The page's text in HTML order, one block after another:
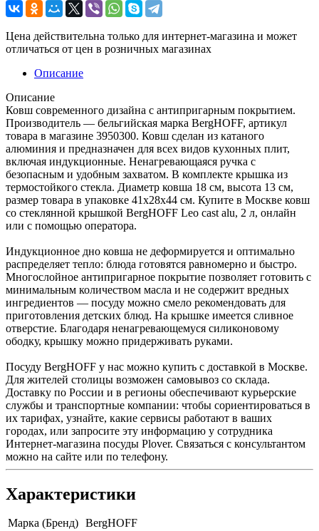
Цена действительна только для интернет-магазина и может
отличаться от цен в розничных магазинах
Описание
Описание
Ковш современного дизайна с антипригарным покрытием.
Производитель — бельгийская марка BergHOFF, артикул
товара в магазине 3950300. Ковш сделан из катаного
алюминия и предназначен для всех видов кухонных плит,
включая индукционные. Ненагревающаяся ручка с
безопасным и удобным захватом. В комплекте крышка из
термостойкого стекла. Диаметр ковша 18 см, высота 13 см,
размер товара в упаковке 41х28х44 см. Купите в Москве ковш
со стеклянной крышкой BergHOFF Leo cast alu, 2 л, онлайн
или с помощью оператора.
Индукционное дно ковша не деформируется и оптимально
распределяет тепло: блюда готовятся равномерно и быстро.
Многослойное антипригарное покрытие позволяет готовить с
минимальным количеством масла и не содержит вредных
ингредиентов — посуду можно смело рекомендовать для
приготовления детских блюд. На крышке имеется сливное
отверстие. Благодаря ненагревающемуся силиконовому
ободку, крышку можно придерживать руками.
Посуду BergHOFF у нас можно купить с доставкой в Москве.
Для жителей столицы возможен самовывоз со склада.
Доставку по России и в регионы обеспечивают курьерские
службы и транспортные компании: чтобы сориентироваться в
их тарифах, узнайте, какие сервисы работают в ваших
городах, или запросите эту информацию у сотрудника
Интернет-магазина посуды Plover. Связаться с консультантом
можно на сайте или по телефону.
Характеристики
Марка (Бренд) BergHOFF